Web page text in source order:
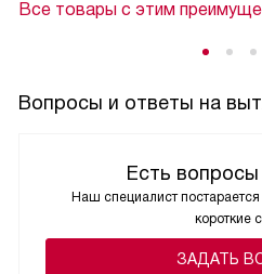
Все товары с этим
Вопросы и ответы на
Есть
Наш специалист постарается
короткие
ЗАДАТЬ